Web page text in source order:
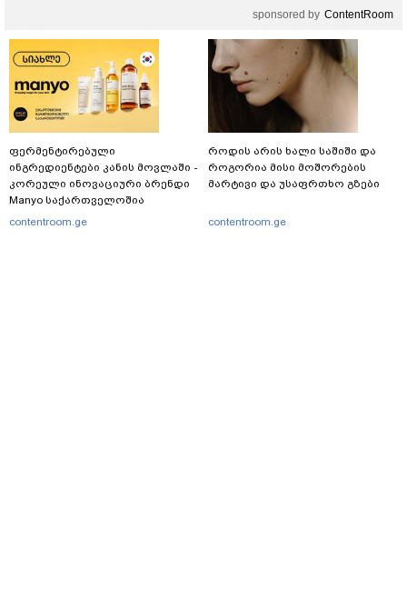
sponsored by ContentRoom
ფერმენტირებული
ინგრედიენტები კანის მოვლაში -
კორეული ინოვაციური ბრენდი
Manyo საქართველოშია
contentroom.ge
როდის არის ხალი საშიში და
როგორია მისი მოშორების
მარტივი და უსაფრთხო გზები
contentroom.ge